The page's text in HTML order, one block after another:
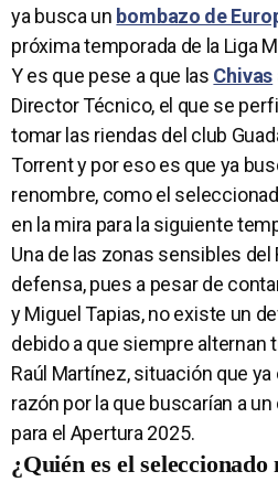
ya busca un bombazo de
próxima temporada de la Liga
Y es que pese a que las Chivas
Director Técnico, el que se
tomar las riendas del club
Torrent y por eso es que ya
renombre, como el
en la mira para la siguiente
Una de las zonas sensibles del
defensa, pues a pesar de
y Miguel Tapias, no existe un
debido a que siempre alternan
Raúl Martínez, situación que
razón por la que buscarían a
para el Apertura 2025.
¿Quién es el